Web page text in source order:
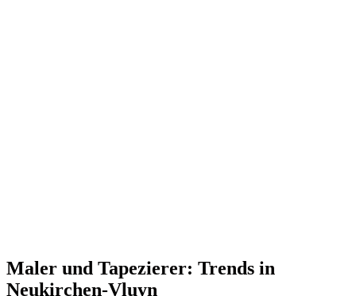
Maler und Tapezierer: Trends in
Neukirchen-Vluyn